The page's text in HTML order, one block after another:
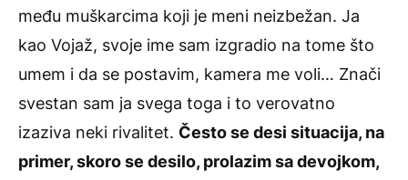
među muškarcima koji je meni neizbežan. Ja
kao Vojaž, svoje ime sam izgradio na tome što
umem i da se postavim, kamera me voli… Znači
svestan sam ja svega toga i to verovatno
izaziva neki rivalitet. Često se desi situacija, na
primer, skoro se desilo, prolazim sa devojkom,